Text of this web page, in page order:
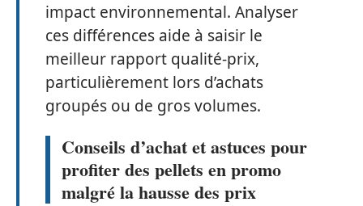
impact environnemental. Analyser
ces différences aide à saisir le
meilleur rapport qualité-prix,
particulièrement lors d’achats
groupés ou de gros volumes.
Conseils d’achat et astuces pour
profiter des pellets en promo
malgré la hausse des prix